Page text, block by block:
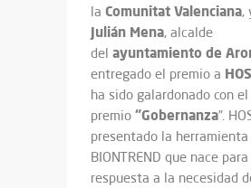
la Comunitat Valenciana,
Julián Mena, alcalde
del ayuntamiento de
entregado el premio a
ha sido galardonado con el
premio “Gobernanza”.
presentado la herramienta
BIONTREND que nace
respuesta a la necesidad